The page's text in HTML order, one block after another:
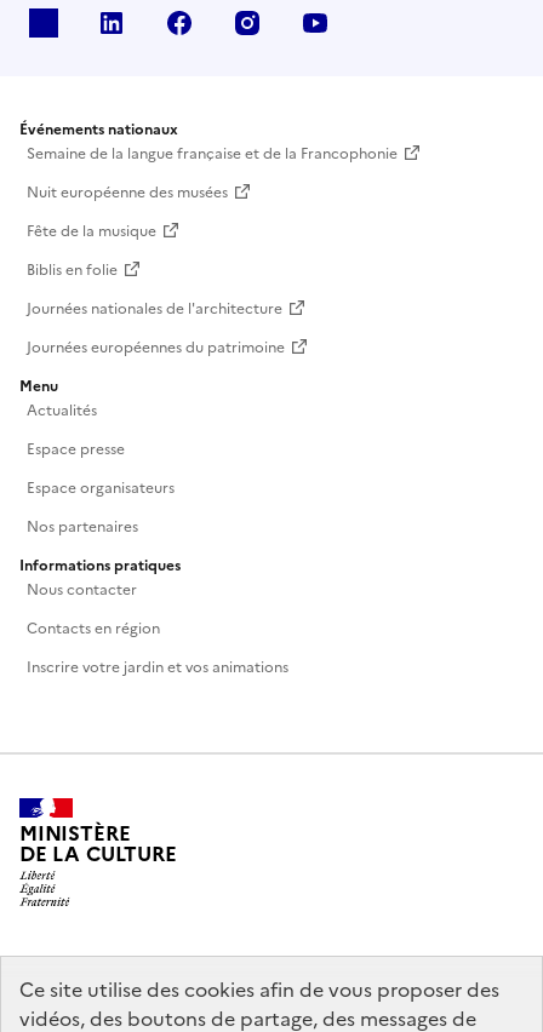
Ce site utilise des cookies afin de vous proposer des
vidéos, des boutons de partage, des messages de
Linkedin Facebook Instagram
Événements nationaux
Semaine de la langue française et de la Francophonie
Nuit européenne des musées
Fête de la musique
Biblis en folie
Journées nationales de l'architecture
Journées européennes du patrimoine
Menu
Actualités
Espace presse
Espace organisateurs
Nos partenaires
Informations pratiques
Nous contacter
Contacts en région
Inscrire votre jardin et vos animations
MINISTÈRE
DE LA CULTURE
legifrance.gouv.fr
info.gouv.fr